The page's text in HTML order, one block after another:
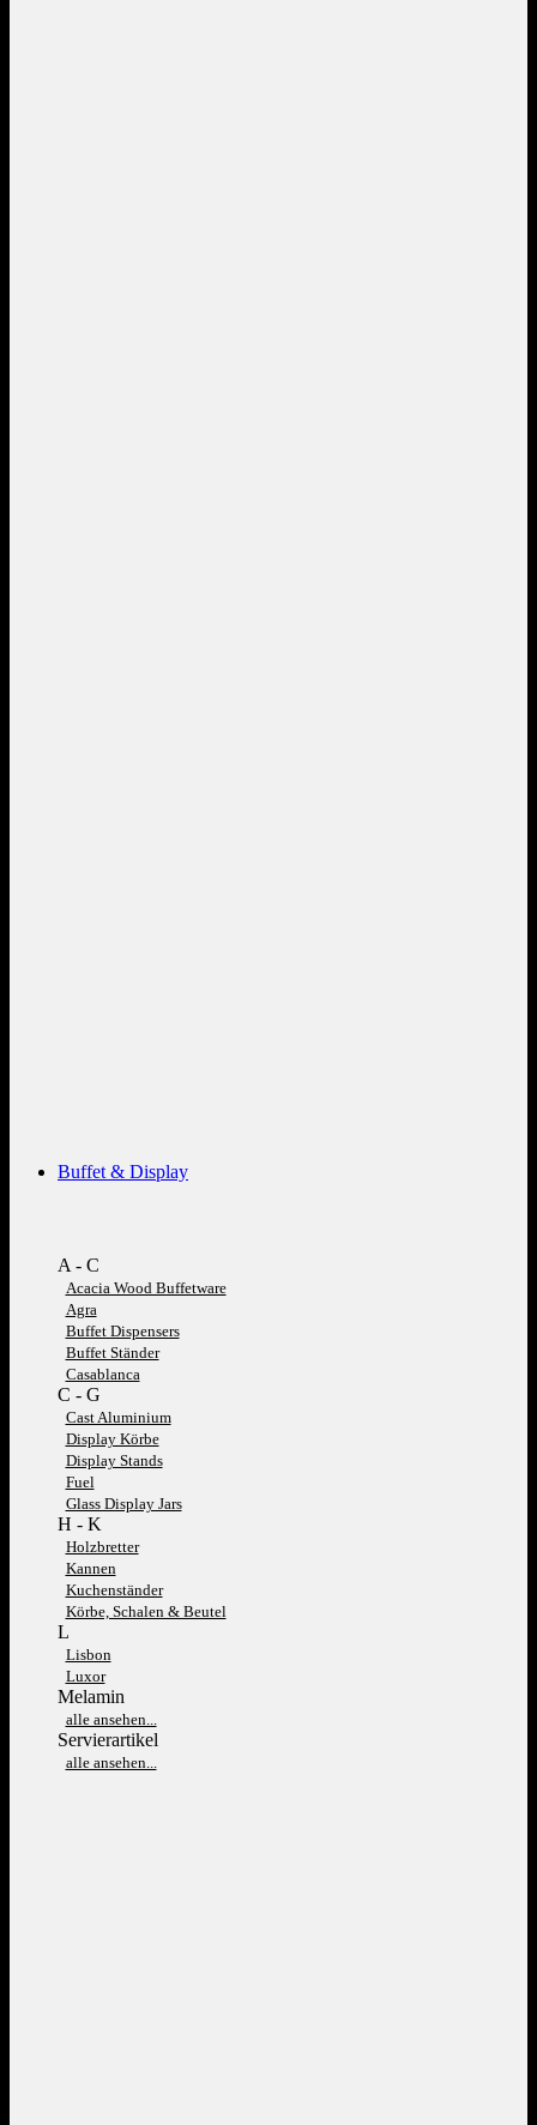
Buffet & Display
A - C
Acacia Wood Buffetware
Agra
Buffet Dispensers
Buffet Ständer
Casablanca
C - G
Cast Aluminium
Display Körbe
Display Stands
Fuel
Glass Display Jars
H - K
Holzbretter
Kannen
Kuchenständer
Körbe, Schalen & Beutel
L
Lisbon
Luxor
Melamin
alle ansehen...
Servierartikel
alle ansehen...